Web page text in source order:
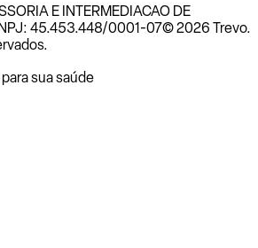
E INTERMEDIACAO DE
45.453.448/0001-07© 2026 Trevo.
sua saúde